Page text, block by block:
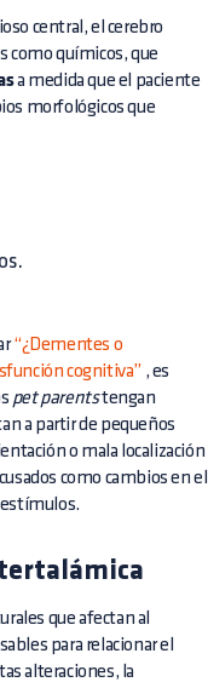
central, el cerebro
como químicos, que
a medida que el paciente
morfológicos que
“¿Dementes o
cognitiva” , es
pet parentstengan
a partir de pequeños
o mala localización
como cambios en el
estímulos.
que afectan al
para relacionar el
alteraciones, la